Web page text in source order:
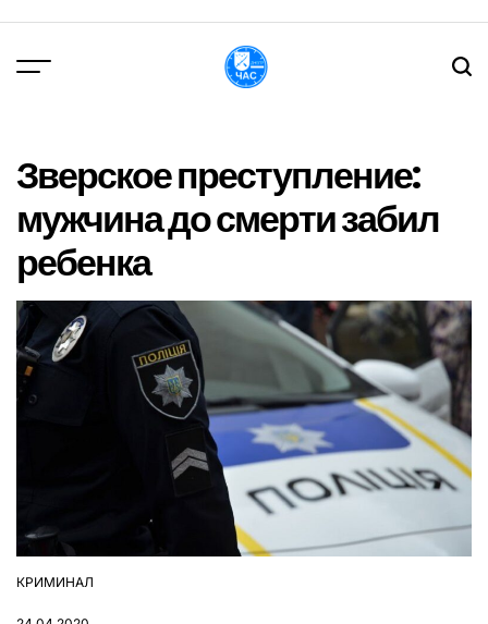
вмісту
Зверское преступление:
мужчина до смерти забил
ребенка
ОПУБЛІКУВАТИ
КРИМИНАЛ